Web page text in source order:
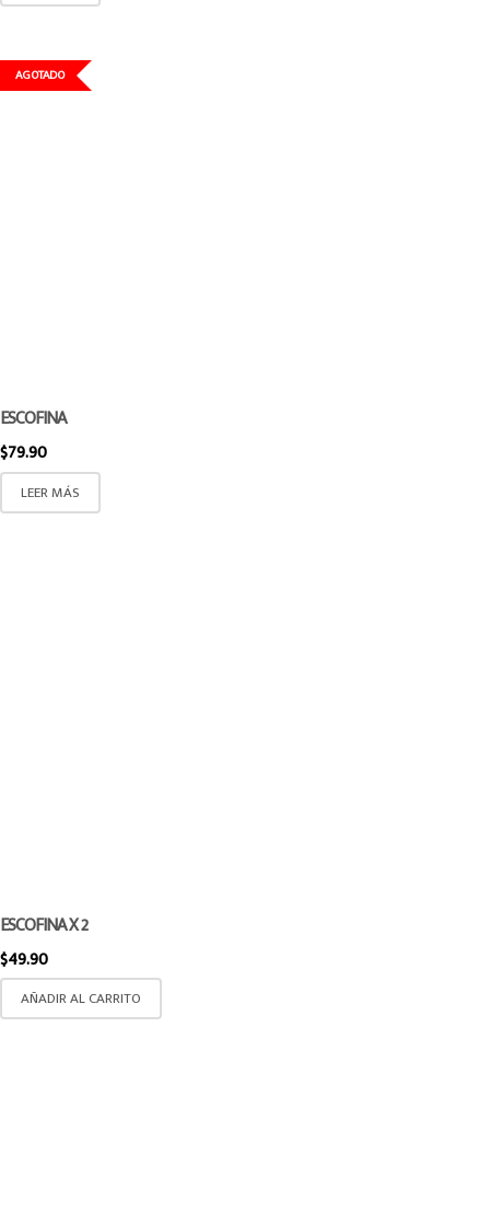
AGOTADO
ESCOFINA
$79.90
LEER MÁS
ESCOFINA X 2
$49.90
AÑADIR AL CARRITO